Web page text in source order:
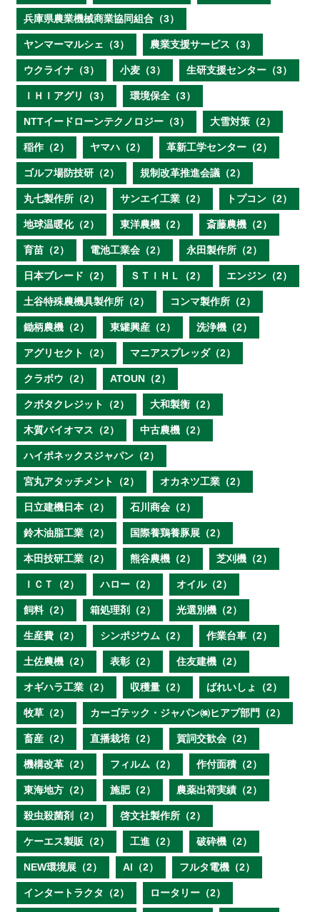
兵庫県農業機械商業協同組合（3）
ヤンマーマルシェ（3） 農業支援サービス（3）
ウクライナ（3） 小麦（3） 生研支援センター（3）
ＩＨＩアグリ（3） 環境保全（3）
NTTイードローンテクノロジー（3） 大雪対策（2）
稲作（2） ヤマハ（2） 革新工学センター（2）
ゴルフ場防技研（2） 規制改革推進会議（2）
丸七製作所（2） サンエイ工業（2） トプコン（2）
地球温暖化（2） 東洋農機（2） 斎藤農機（2）
育苗（2） 電池工業会（2） 永田製作所（2）
日本ブレード（2） ＳＴＩＨＬ（2） エンジン（2）
土谷特殊農機具製作所（2） コンマ製作所（2）
鋤柄農機（2） 東罐興産（2） 洗浄機（2）
アグリセクト（2） マニアスプレッダ（2）
クラボウ（2） ATOUN（2）
クボタクレジット（2） 大和製衡（2）
木質バイオマス（2） 中古農機（2）
ハイポネックスジャパン（2）
宮丸アタッチメント（2） オカネツ工業（2）
日立建機日本（2） 石川商会（2）
鈴木油脂工業（2） 国際養鶏養豚展（2）
本田技研工業（2） 熊谷農機（2） 芝刈機（2）
ＩＣＴ（2） ハロー（2） オイル（2）
飼料（2） 箱処理剤（2） 光選別機（2）
生産費（2） シンポジウム（2） 作業台車（2）
土佐農機（2） 表彰（2） 住友建機（2）
オギハラ工業（2） 収穫量（2） ばれいしょ（2）
牧草（2） カーゴテック・ジャパン㈱ヒアブ部門（2）
畜産（2） 直播栽培（2） 賀詞交歓会（2）
機構改革（2） フィルム（2） 作付面積（2）
東海地方（2） 施肥（2） 農薬出荷実績（2）
殺虫殺菌剤（2） 啓文社製作所（2）
ケーエス製販（2） 工進（2） 破砕機（2）
NEW環境展（2） AI（2） フルタ電機（2）
インタートラクタ（2） ロータリー（2）